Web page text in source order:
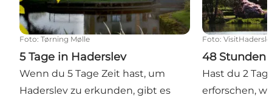
Foto: Tørning Mølle
5 Tage in Haderslev
Wenn du 5 Tage Zeit hast, um
Haderslev zu erkunden, gibt es
Foto:
48 Stunden
Hast du 2
erforschen,